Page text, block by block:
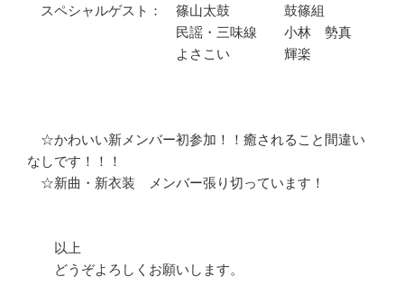
スペシャルゲスト： 篠山太鼓 鼓篠組
民謡・三味線 小林 勢真
よさこい 輝楽
☆かわいい新メンバー初参加！！癒されること間違い
なしです！！！
☆新曲・新衣装 メンバー張り切っています！
以上
どうぞよろしくお願いします。